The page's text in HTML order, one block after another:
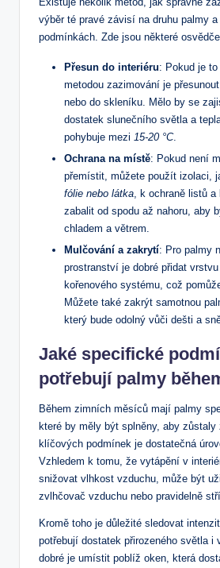
výběr⁣ té pravé závisí na druhu‌ palmy
podmínkách. ⁢Zde jsou některé
Přesun ‌do ‍interiéru: Pokud je
metodou zazimování je
⁣nebo‍ do skleníku. Mělo by ‌se
dostatek slunečního světla a
pohybuje⁤ mezi 15-20 °C.
Ochrana na místě: Pokud ⁤není
přemístit, můžete⁤ použít izolaci,
fólie nebo látka ,‌ k ochraně listů⁣
zabalit⁢ od spodu až nahoru, ‍aby
chladem a větrem.
Mulčování a​ zakrytí:​ Pro⁤ palmy
prostranství je ‍dobré přidat
kořenového ⁢systému, což
Můžete také zakrýt samotnou
který bude ‍odolný vůči dešti a
Jaké specifické⁤
potřebují palmy
Během zimních ‍měsíců‌ mají palmy
které⁣ by měly být splněny, aby ‍zůstaly
⁢klíčových podmínek je dostatečná
Vzhledem k tomu, že ‌vytápění v
snižovat vlhkost vzduchu, může ⁤být
zvlhčovač vzduchu nebo pravidelně
Kromě ⁣toho je‍ důležité sledovat
potřebují dostatek přirozeného světla i
dobré je‌ umístit poblíž oken, která